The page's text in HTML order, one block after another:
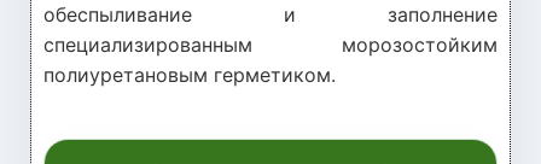
обеспыливание и заполнение
специализированным морозостойким
полиуретановым герметиком.